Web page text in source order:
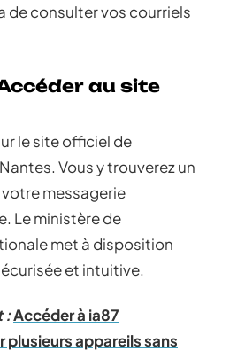
de consulter vos courriels
au site
le site officiel de
Vous y trouverez un
messagerie
Le ministère de
met à disposition
et intuitive.
:Accéder à ia87
plusieurs appareils sans